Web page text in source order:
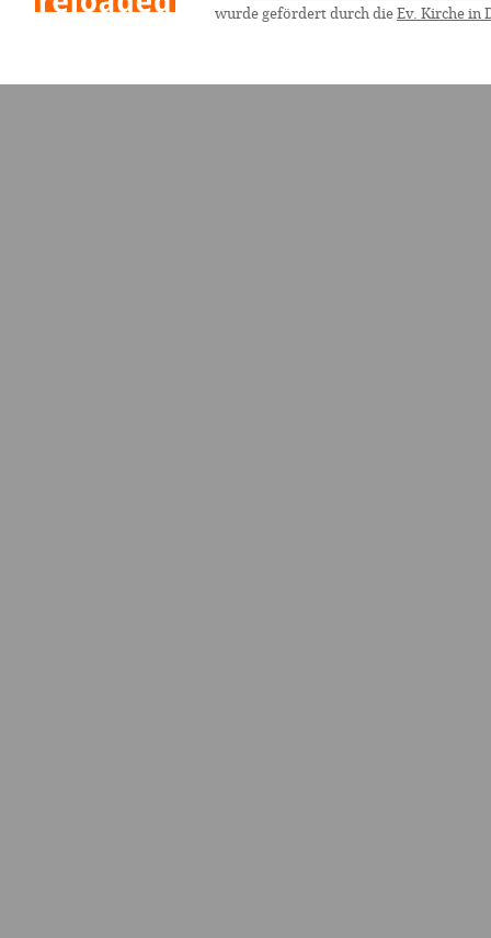
wurde gefördert durch die Ev. Kirche in